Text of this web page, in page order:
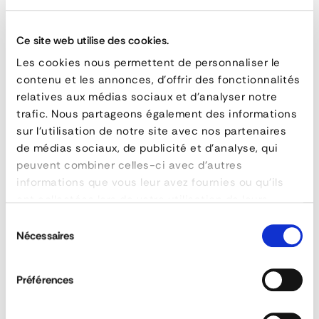
Ce site web utilise des cookies.
Les cookies nous permettent de personnaliser le
contenu et les annonces, d'offrir des fonctionnalités
relatives aux médias sociaux et d'analyser notre
trafic. Nous partageons également des informations
sur l'utilisation de notre site avec nos partenaires
de médias sociaux, de publicité et d'analyse, qui
peuvent combiner celles-ci avec d'autres
informations que vous leur avez fournies ou qu'ils
duNécessaires
Préférences
AVS
150
Solid
Loading
Ramps
for
Pneumatic
and
Tracked
RELATED PRODUCTS